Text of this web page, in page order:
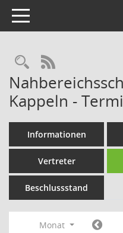
Toggle navigation
RSS-Feed
Kappeln -
Informationen
Vertreter
Beschlussstand
Monat